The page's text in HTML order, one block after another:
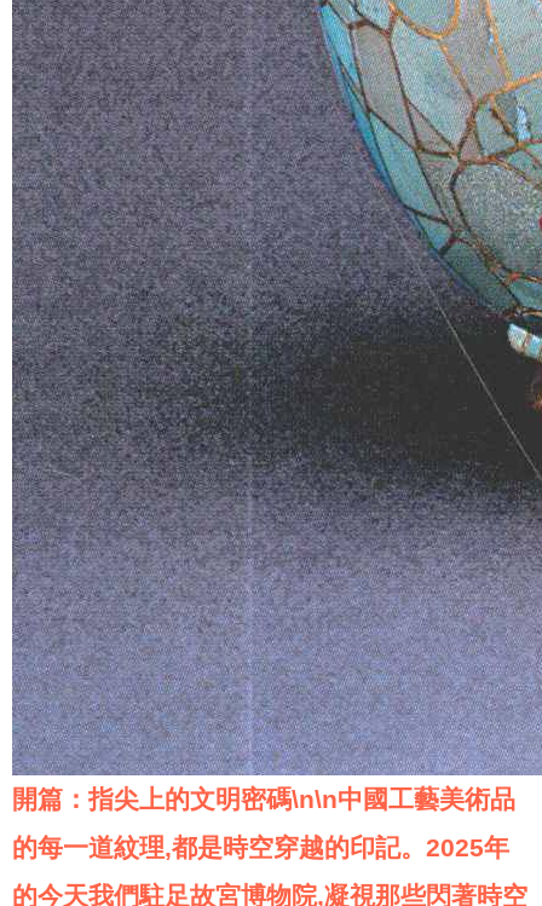
開篇：指尖上的文明密碼\n\n中國工藝美術品
的每一道紋理,都是時空穿越的印記。2025年
的今天我們駐足故宮博物院,凝視那些閃著時空